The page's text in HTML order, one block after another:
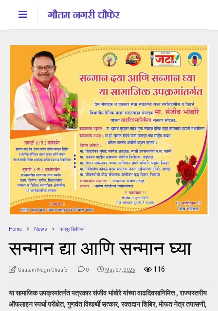
Home News नागपुर डिवीजन
सन्मान द्या आणि सन्मान घ्या
Gautam Nagri Chaufer 0 May 27, 2025 116
या सामाजिक उपक्रमांतर्गत पत्रकार संजीव भांबोरे यांच्या वाढदिवसानिमित्त , राज्यस्तरीय
ऑफलाइन स्पर्धा परीक्षेत, गुणवंत विद्यार्थी सत्कार, रक्तदान शिबिर, मोफत नेत्र तपासणी,